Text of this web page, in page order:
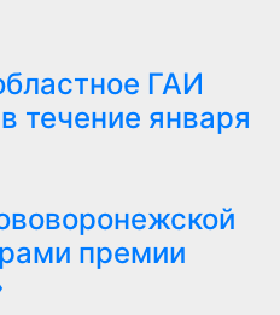
ГАИ
течение января
премии